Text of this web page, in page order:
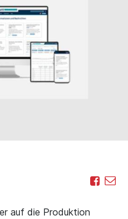
auf die Produktion